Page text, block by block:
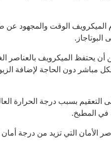
الميكرويف الوقت والمجهود
أن يحتفظ الميكرويف بالعناصر
مباشر دون الحاجة لإضافة
التعقيم بسبب درجة الحرارة
في المطبخ.
الأمان التي تزيد من درجة